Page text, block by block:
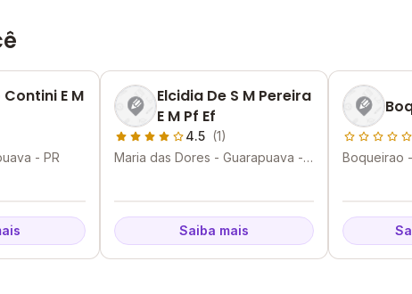
E M
- PR
Elcidia De S M Pereira
E M Pf Ef
4.5 (1)
Maria das Dores - Guarapuava -
Saiba mais
Boqueirao